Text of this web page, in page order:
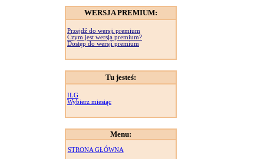
WERSJA PREMIUM:
Przejdź do wersji premium
Czym jest wersja premium?
Dostęp do wersji premium
Tu jesteś:
ILG
Wybierz miesiąc
Menu:
STRONA GŁÓWNA